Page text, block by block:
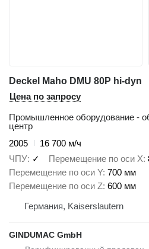
Deckel Maho DMU 80P hi-dyn
Цена по запросу
Промышленное оборудование -
центр
2005
16 700 м/ч
ЧПУ ✓ Перемещение по оси X
Перемещение по оси Y 700 мм
Перемещение по оси Z 600 мм
Германия, Kaiserslautern
GINDUMAC GmbH